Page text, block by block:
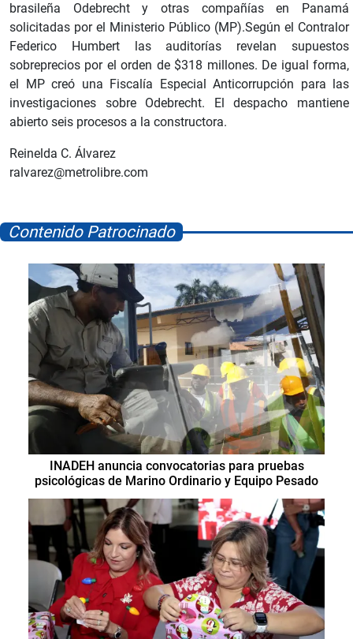
brasileña Odebrecht y otras compañías en Panamá
solicitadas por el Ministerio Público (MP).Según el Contralor
Federico Humbert las auditorías revelan supuestos
sobreprecios por el orden de $318 millones. De igual forma,
el MP creó una Fiscalía Especial Anticorrupción para las
investigaciones sobre Odebrecht. El despacho mantiene
abierto seis procesos a la constructora.
Reinelda C. Álvarez
ralvarez@metrolibre.com
Contenido Patrocinado
INADEH anuncia convocatorias para pruebas
psicológicas de Marino Ordinario y Equipo Pesado